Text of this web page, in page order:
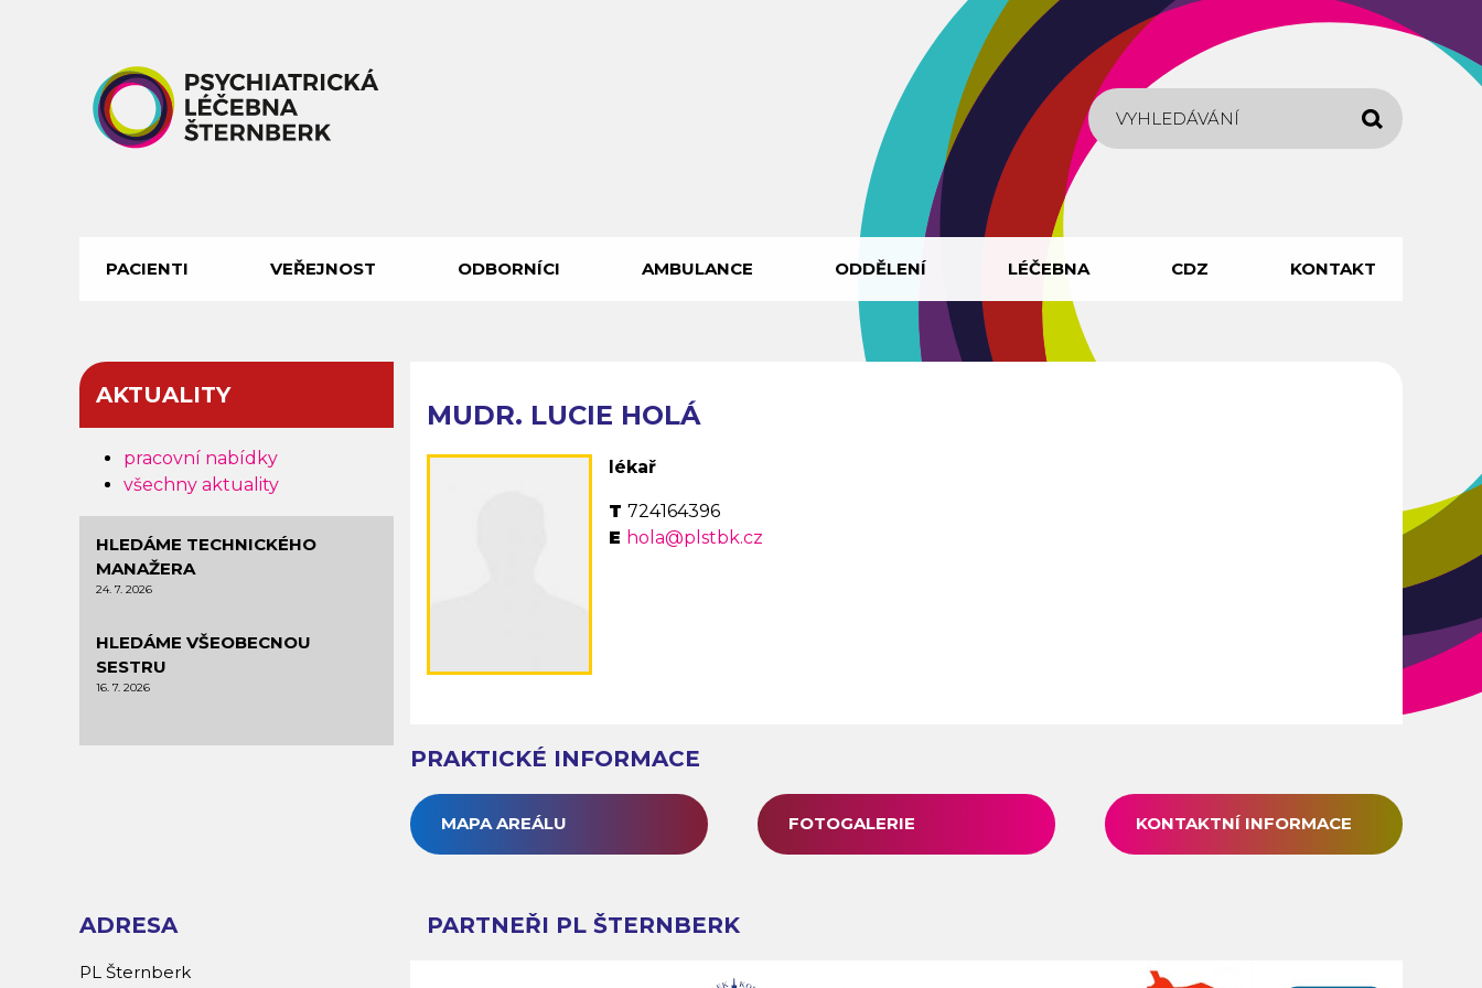
Hledat
HLAVNÍ
PACIENTI VEŘEJNOST ODBORNÍCI AMBULANCE ODDĚLENÍ LÉČEBNA CDZ KONTAKT
MUDR. LUCIE HOLÁ
lékař
724164396
hola@plstbk.cz
PRAKTICKÉ INFORMACE
MAPA AREÁLU FOTOGALERIE KONTAKTNÍ INFORMACE
AKTUALITY
pracovní nabídky
všechny aktuality
HLEDÁME TECHNICKÉHO
MANAŽERA
24. 7. 2026
HLEDÁME VŠEOBECNOU
SESTRU
16. 7. 2026
ADRESA
PL Šternberk
PARTNEŘI PL ŠTERNBERK